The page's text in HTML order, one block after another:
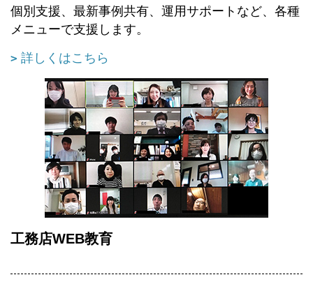
個別支援、最新事例共有、運用サポートなど、各種
メニューで支援します。
詳しくはこちら
工務店WEB教育